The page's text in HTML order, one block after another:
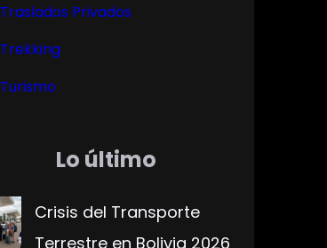
Traslados Privados
Trekking
Turismo
Lo último
Crisis del Transporte
Terrestre en Bolivia 2026